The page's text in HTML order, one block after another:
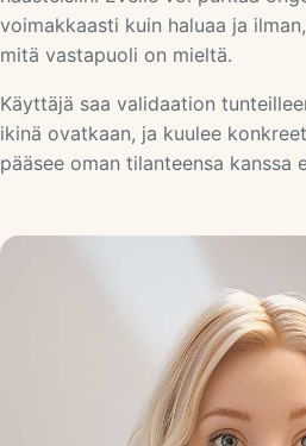
voimakkaasti kuin haluaa ja
mitä vastapuoli on mieltä.
Käyttäjä saa validaation
ikinä ovatkaan, ja kuulee
pääsee oman tilanteensa kanssa